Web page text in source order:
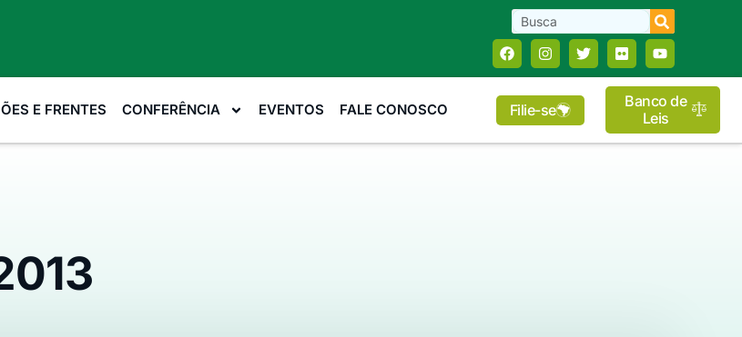
E FRENTES CONFERÊNCIA EVENTOS FALE CONOSCO Filie-se
Banco de
Leis